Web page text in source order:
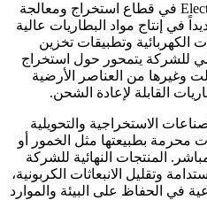
تعمل شركة Electra Battery Materials في قطاع استخراج ومعالجة
في إنتاج مواد البطاريات عالية
الكهربائية وتطبيقات تخزين
للشركة يتمحور حول استخراج
وغيرها من العناصر الأرضية
القابلة لإعادة الشحن.
الاستخراجية والتحويلية
محرمة بطبيعتها مثل الخمور أو
المنتجات النهائية للشركة
وتقليل الانبعاثات الكربونية،
في الحفاظ على البيئة والموارد